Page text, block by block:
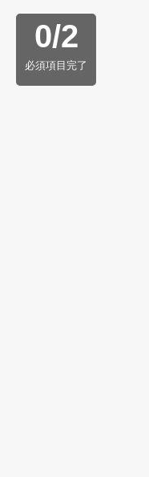
0/2
必須項目完了